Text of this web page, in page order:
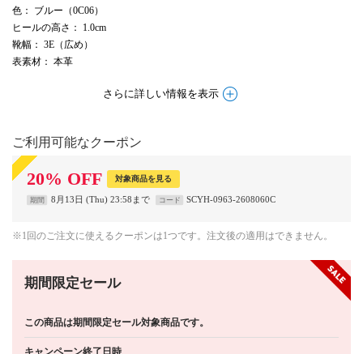
色 ： ブルー（0C06）
ヒールの高さ ： 1.0cm
靴幅 ： 3E（広め）
表素材 ： 本革
さらに詳しい情報を表示
ご利用可能なクーポン
20% OFF 対象商品を見る
期間 8月13日 (Thu) 23:58まで コード SCYH-0963-2608060C
※1回のご注文に使えるクーポンは1つです。注文後の適用はできません。
期間限定セール
この商品は期間限定セール対象商品です。
キャンペーン終了日時